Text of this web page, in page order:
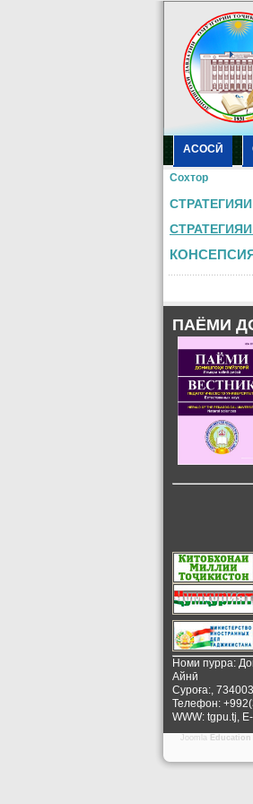
АСОСӢ
Сохтор
ПАЁМИ
Номи пурра:
Айнӣ
Суроға:,
Телефон:
WWW: tgpu.tj,
Joomla Education